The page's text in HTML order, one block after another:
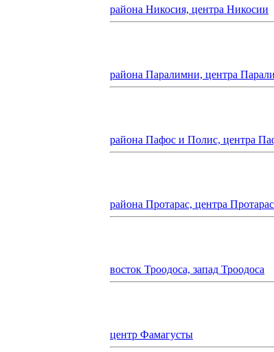
района Никосия, центра Никосии
района Паралимни, центра
района Пафос и Полис, центра
района Протарас, центра
восток Троодоса, запад Троодоса
центр Фамагусты